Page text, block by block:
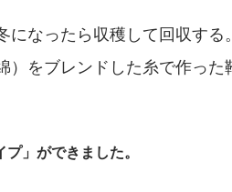
なったら収穫して回収する。
をブレンドした糸で作った
」ができました。